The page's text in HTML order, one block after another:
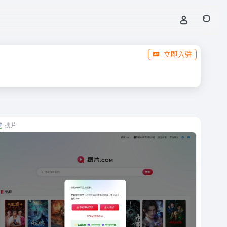
立即入驻
搜片